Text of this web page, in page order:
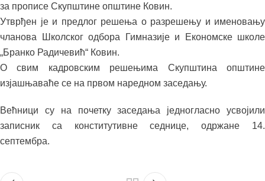
за прописе Скупштине општине Ковин.
Утврђен је и предлог решења о разрешењу и именовању
чланова Школског одбора Гимназије и Економске школе
„Бранко Радичевић“ Ковин.
О свим кадровским решењима Скупштина општине
изјашњаваће се на првом наредном заседању.
Већници су на почетку заседања једногласно усвојили
записник са конститутивне седнице, одржане 14.
септембра.